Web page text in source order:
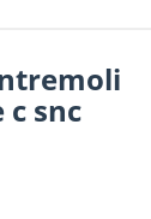
snc